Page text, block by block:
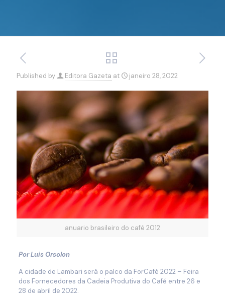
Published by Editora Gazeta at janeiro 28, 2022
anuario brasileiro do café 2012
Por Luis Orsolon
A cidade de Lambari será o palco da ForCafé 2022 – Feira
dos Fornecedores da Cadeia Produtiva do Café entre 26 e
28 de abril de 2022.